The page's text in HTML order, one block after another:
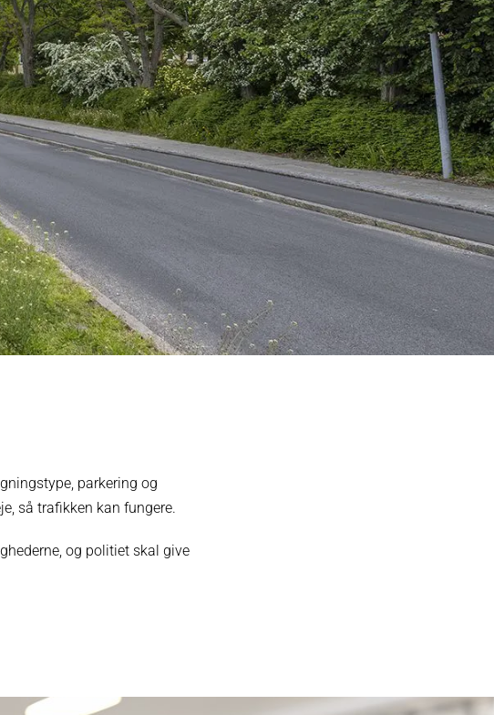
parkering og
så trafikken kan fungere.
og politiet skal give